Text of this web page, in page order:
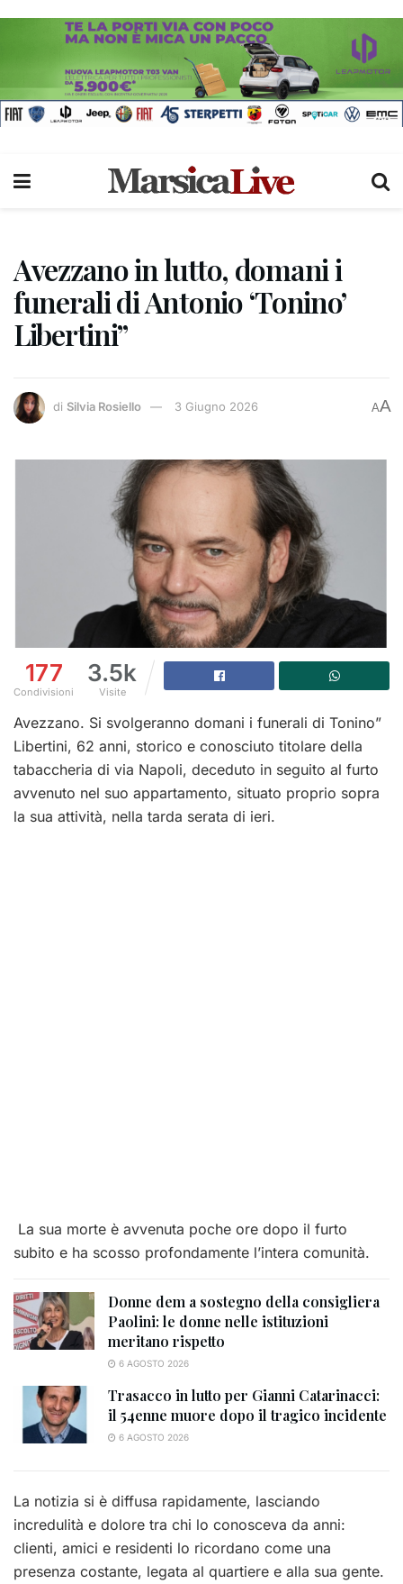
Avezzano in lutto, domani i
funerali di Antonio ‘Tonino’
Libertini”
di Silvia Rosiello 3 Giugno 2026 AA
177
Condivisioni
3.5k
Visite
Avezzano. Si svolgeranno domani i funerali di Tonino”
Libertini, 62 anni, storico e conosciuto titolare della
tabaccheria di via Napoli, deceduto in seguito al furto
avvenuto nel suo appartamento, situato proprio sopra
la sua attività, nella tarda serata di ieri.
La sua morte è avvenuta poche ore dopo il furto
subito e ha scosso profondamente l’intera comunità.
Donne dem a sostegno della consigliera
Paolini: le donne nelle istituzioni
meritano rispetto
6 AGOSTO 2026
Trasacco in lutto per Gianni Catarinacci:
il 54enne muore dopo il tragico incidente
6 AGOSTO 2026
La notizia si è diffusa rapidamente, lasciando
incredulità e dolore tra chi lo conosceva da anni:
clienti, amici e residenti lo ricordano come una
presenza costante, legata al quartiere e alla sua gente.